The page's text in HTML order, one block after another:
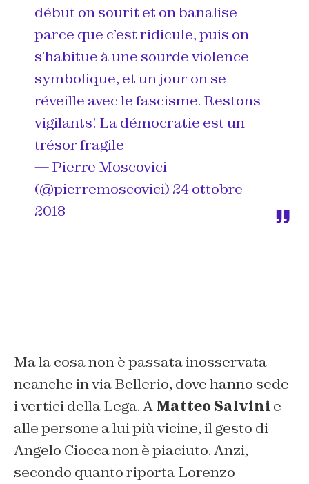
début on sourit et on banalise
parce que c’est ridicule, puis on
s’habitue à une sourde violence
symbolique, et un jour on se
réveille avec le fascisme. Restons
vigilants! La démocratie est un
trésor fragile
— Pierre Moscovici
(@pierremoscovici) 24 ottobre
2018
Ma la cosa non è passata inosservata
neanche in via Bellerio, dove hanno sede
i vertici della Lega. AMatteo Salvini e
alle persone a lui più vicine, il gesto di
Angelo Ciocca non è piaciuto. Anzi,
secondo quanto riporta Lorenzo